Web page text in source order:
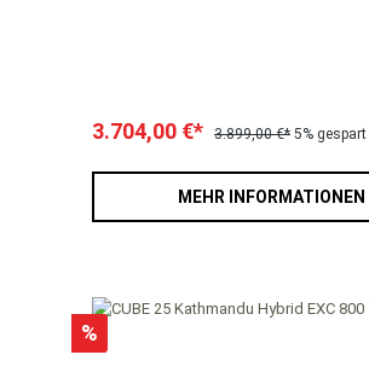
3.704,00 €* 3.899,00 €* 5% gespart
MEHR INFORMATIONEN
%